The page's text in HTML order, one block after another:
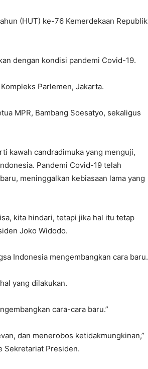
(HUT) ke-76 Kemerdekaan Republik
dengan kondisi pandemi Covid-19.
Parlemen, Jakarta.
MPR, Bambang Soesatyo, sekaligus
kawah candradimuka yang menguji,
Pandemi Covid-19 telah
meninggalkan kebiasaan lama yang
kita hindari, tetapi jika hal itu tetap
Joko Widodo.
Indonesia mengembangkan cara baru.
yang dilakukan.
cara-cara baru.”
dan menerobos ketidakmungkinan,”
Sekretariat Presiden.